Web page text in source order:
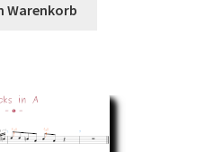
Warenkorb